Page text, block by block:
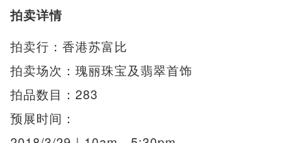
拍卖详情
拍卖行：香港苏富比
拍卖场次：瑰丽珠宝及翡翠首饰
拍品数目：283
预展时间：